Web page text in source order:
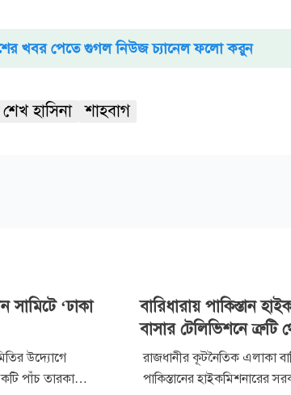
খবর পেতে গুগল নিউজ চ্যানেল ফলো করুন
শেখ হাসিনা শাহবাগ
সামিটে ‘ঢাকা
উদ্যোগে
পাঁচ তারকা
বারিধারায় পাকিস্তান
বাসার টেলিভিশনে
রাজধানীর কূটনৈতিক এলাকা
পাকিস্তানের হাইকমিশনারের